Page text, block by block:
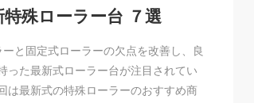
殊ローラー台 ７選
と固定式ローラーの欠点を改善し、良
った最新式ローラー台が注目されてい
は最新式の特殊ローラーのおすすめ商